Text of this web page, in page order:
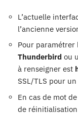
L’actuelle
l’ancienne
Pour paramétrer
Thunderbird ou
à renseigner est
SSL/TLS pour
En cas de mot
de réinitialisation